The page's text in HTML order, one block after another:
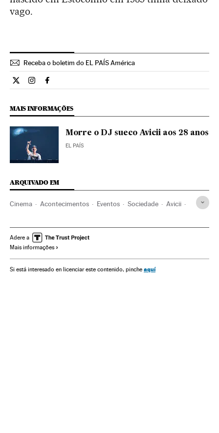
vago.
Receba o boletim do EL PAÍS América
Cultura El País Brasil en Twitter
Cultura El País Brasil en Instagram
Cultura El País Brasil en Facebook
MAIS INFORMAÇÕES
Morre o DJ sueco Avicii aos 28 anos
EL PAÍS
ARQUIVADO EM
Cinema Acontecimentos Eventos Sociedade Avicii
Música eletrônica Festivais
Adere a
Mais informações
Si está interesado en licenciar este contenido, pinche aquí